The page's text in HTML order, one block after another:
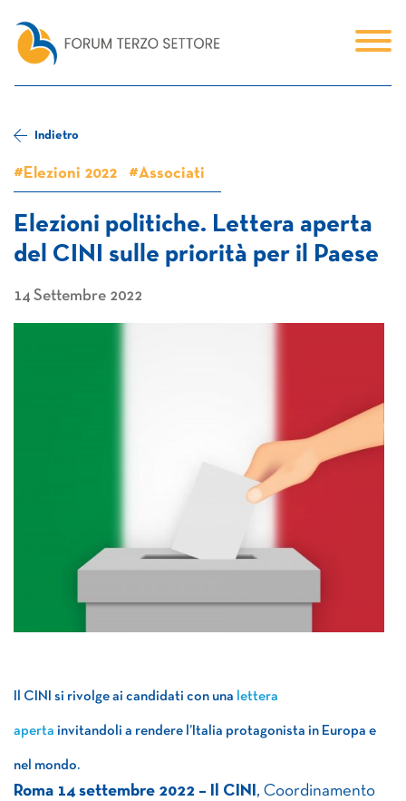
Indietro
#Elezioni 2022 #Associati
Elezioni politiche. Lettera aperta
del CINI sulle priorità per il Paese
14 Settembre 2022
Il CINI si rivolge ai candidati con una lettera
aperta invitandoli a rendere l’Italia protagonista in Europa e
nel mondo.
Roma 14 settembre 2022 – Il CINI , Coordinamento